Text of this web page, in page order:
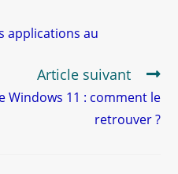
applications au
Article suivant
Windows 11 : comment le
retrouver ?